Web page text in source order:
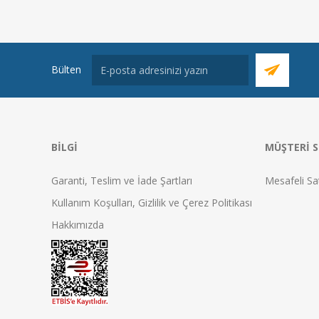
Bülten
BILGI
Garanti, Teslim ve İade Şartları
Kullanım Koşulları, Gizlilik ve Çerez Politikası
Hakkımızda
MÜŞTERI
Mesafeli